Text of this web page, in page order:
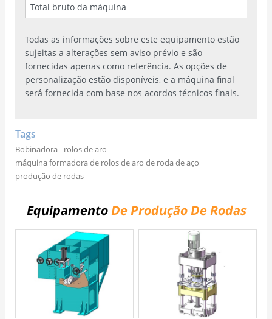
Total bruto da máquina
Todas as informações sobre este equipamento estão
sujeitas a alterações sem aviso prévio e são
fornecidas apenas como referência. As opções de
personalização estão disponíveis, e a máquina final
será fornecida com base nos acordos técnicos finais.
Tags
Bobinadora
rolos de aro
máquina formadora de rolos de aro de roda de aço
produção de rodas
EquipamentoDe Produção De Rodas